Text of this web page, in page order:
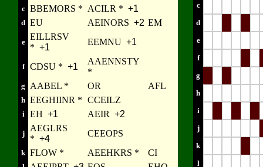
c BBEMORS * ACILR * +1
d EU AEINORS +2 EM
e
EILLRSV
* +1
EEMNU +1
f CDSU * +1
AAENNSTY
*
g AABEL * OR AFL
h EEGHIINR * CCEILZ
i EH +1 AEIR +2
j
AEGLRS
* +4
CEEOPS
k FLOW * AEEHKRS * CI
c
d
e
f
g
h
i
j
k
l